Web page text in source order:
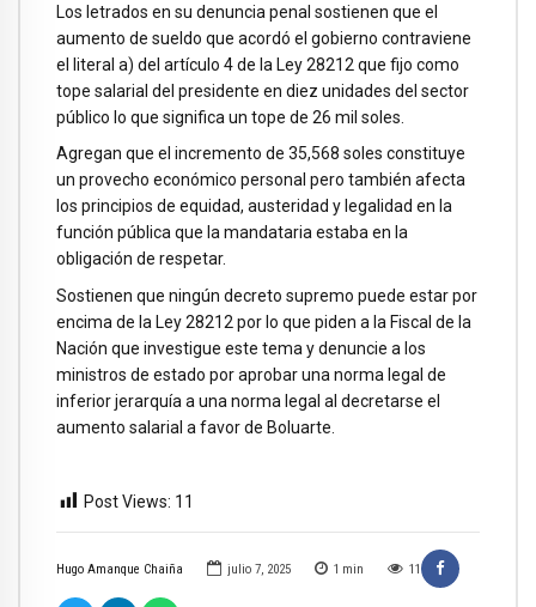
Hugo Amanque Chaiña julio 7, 2025 1 min 11
Los letrados en su denuncia penal sostienen que el
aumento de sueldo que acordó el gobierno contraviene
el literal a) del artículo 4 de la Ley 28212 que fijo como
tope salarial del presidente en diez unidades del sector
público lo que significa un tope de 26 mil soles.
Agregan que el incremento de 35,568 soles constituye
un provecho económico personal pero también afecta
los principios de equidad, austeridad y legalidad en la
función pública que la mandataria estaba en la
obligación de respetar.
Sostienen que ningún decreto supremo puede estar por
encima de la Ley 28212 por lo que piden a la Fiscal de la
Nación que investigue este tema y denuncie a los
ministros de estado por aprobar una norma legal de
inferior jerarquía a una norma legal al decretarse el
aumento salarial a favor de Boluarte.
Post Views: 11